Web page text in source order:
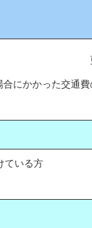
にかかった交通
ている方